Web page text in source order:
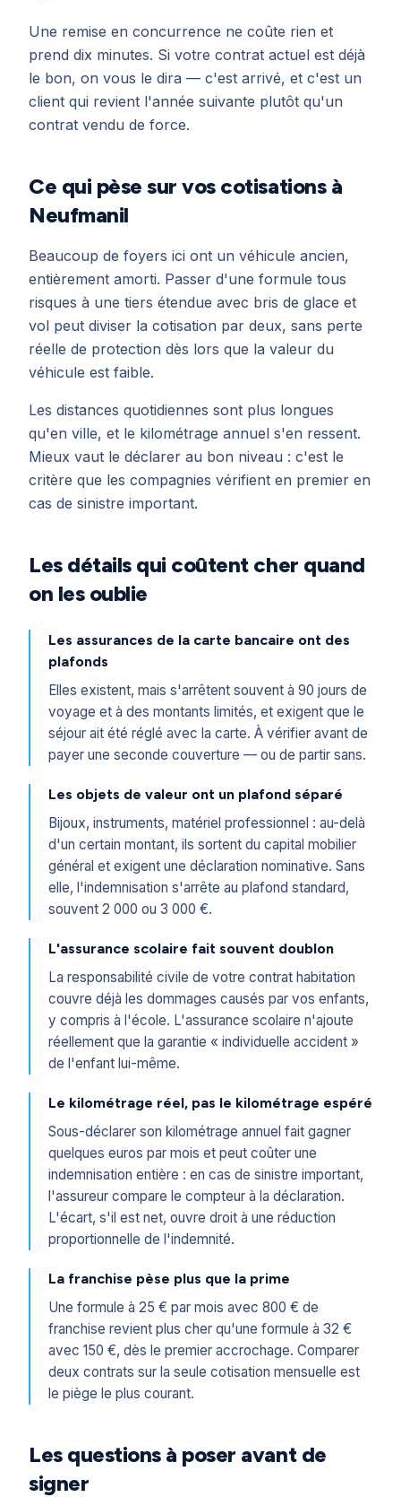
Une remise en concurrence ne coûte rien et
prend dix minutes. Si votre contrat actuel est déjà
le bon, on vous le dira — c'est arrivé, et c'est un
client qui revient l'année suivante plutôt qu'un
contrat vendu de force.
Ce qui pèse sur vos cotisations à
Neufmanil
Beaucoup de foyers ici ont un véhicule ancien,
entièrement amorti. Passer d'une formule tous
risques à une tiers étendue avec bris de glace et
vol peut diviser la cotisation par deux, sans perte
réelle de protection dès lors que la valeur du
véhicule est faible.
Les distances quotidiennes sont plus longues
qu'en ville, et le kilométrage annuel s'en ressent.
Mieux vaut le déclarer au bon niveau : c'est le
critère que les compagnies vérifient en premier en
cas de sinistre important.
Les détails qui coûtent cher quand
on les oublie
Les assurances de la carte bancaire ont des
plafonds
Elles existent, mais s'arrêtent souvent à 90 jours de
voyage et à des montants limités, et exigent que le
séjour ait été réglé avec la carte. À vérifier avant de
payer une seconde couverture — ou de partir sans.
Les objets de valeur ont un plafond séparé
Bijoux, instruments, matériel professionnel : au-delà
d'un certain montant, ils sortent du capital mobilier
général et exigent une déclaration nominative. Sans
elle, l'indemnisation s'arrête au plafond standard,
souvent 2 000 ou 3 000 €.
L'assurance scolaire fait souvent doublon
La responsabilité civile de votre contrat habitation
couvre déjà les dommages causés par vos enfants,
y compris à l'école. L'assurance scolaire n'ajoute
réellement que la garantie « individuelle accident »
de l'enfant lui-même.
Le kilométrage réel, pas le kilométrage espéré
Sous-déclarer son kilométrage annuel fait gagner
quelques euros par mois et peut coûter une
indemnisation entière : en cas de sinistre important,
l'assureur compare le compteur à la déclaration.
L'écart, s'il est net, ouvre droit à une réduction
proportionnelle de l'indemnité.
La franchise pèse plus que la prime
Une formule à 25 € par mois avec 800 € de
franchise revient plus cher qu'une formule à 32 €
avec 150 €, dès le premier accrochage. Comparer
deux contrats sur la seule cotisation mensuelle est
le piège le plus courant.
Les questions à poser avant de
signer